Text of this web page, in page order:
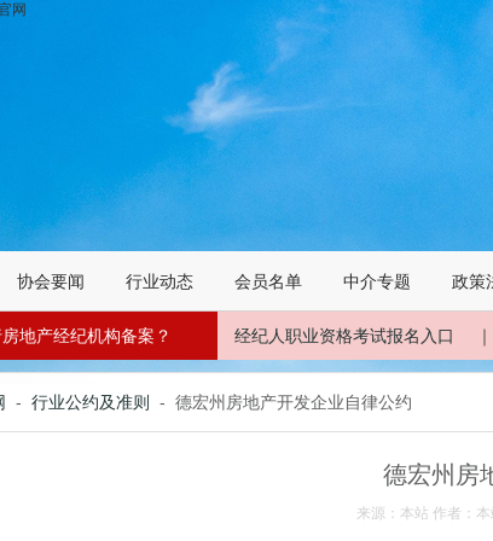
网
协会要闻 行业动态 会员名单 中介专题 政策
地产经纪机构备案？ 经纪人职业资格考试报名入口
- 行业公约及准则 - 德宏州房地产开发企业自律公约
德宏州房
来源：本站 作者：